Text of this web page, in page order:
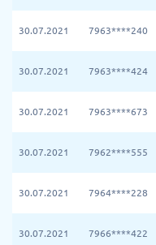
30.07.2021 7963****240
30.07.2021 7963****424
30.07.2021 7963****673
30.07.2021 7962****555
30.07.2021 7964****228
30.07.2021 7966****422